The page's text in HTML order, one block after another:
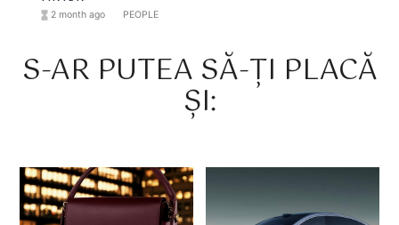
hourglass_full 2 month ago PEOPLE
S-AR PUTEA SĂ-ȚI PLACĂ
ȘI: